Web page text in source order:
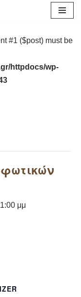
#1 ($post) must be
httpdocs/wp-
μμ